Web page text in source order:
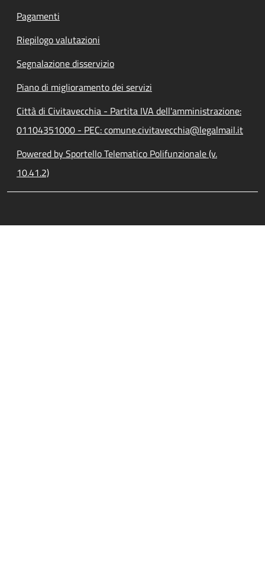
Pagamenti
Riepilogo valutazioni
Segnalazione disservizio
Piano di miglioramento dei servizi
Città di Civitavecchia - Partita IVA dell'amministrazione:
01104351000 - PEC: comune.civitavecchia@legalmail.it
Powered by Sportello Telematico Polifunzionale (v.
10.41.2)